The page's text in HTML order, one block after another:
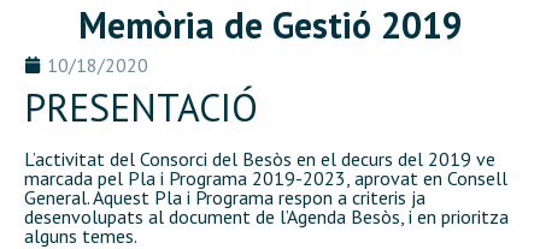
Memòria de Gestió 2019
10/18/2020
PRESENTACIÓ
L’activitat del Consorci del Besòs en el decurs del 2019 ve
marcada pel Pla i Programa 2019-2023, aprovat en Consell
General. Aquest Pla i Programa respon a criteris ja
desenvolupats al document de l’Agenda Besòs, i en prioritza
alguns temes.